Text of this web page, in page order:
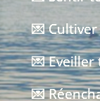
💌
💌
💌 R